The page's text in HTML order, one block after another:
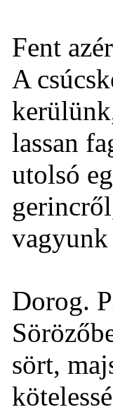
Fent
A
lassan
utolsó
vagyunk
Dorog.
sört,